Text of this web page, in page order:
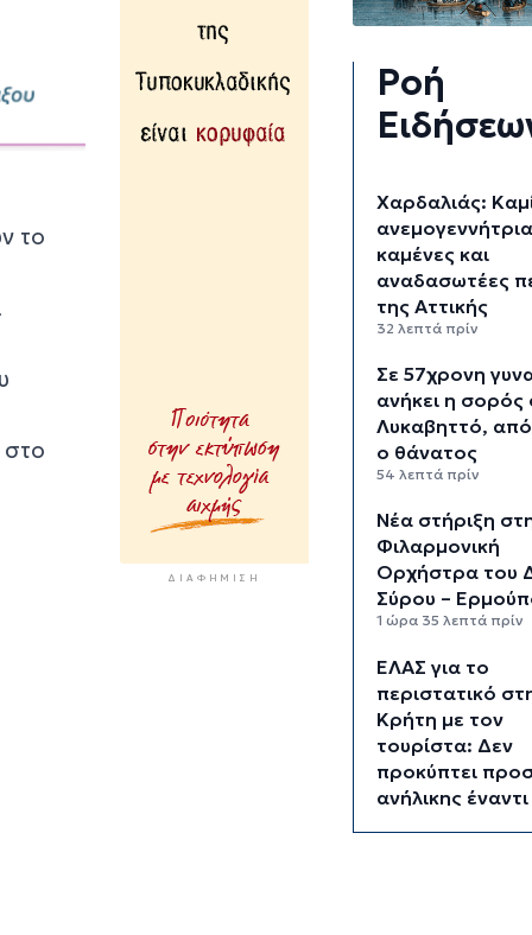
το
ΔΙΑΦΉΜΙΣΗ
Ροή
Χαρδαλιάς:
καμένες και
αναδασωτέες
της Αττικής
32 λεπτά πρίν
Σε 57χρονη
ανήκει η σορός
Λυκαβηττό,
ο θάνατος
54 λεπτά πρίν
Νέα στήριξη
Φιλαρμονική
Ορχήστρα του
Σύρου –
1 ώρα 35 λεπτά πρίν
ΕΛΑΣ για το
περιστατικό
Κρήτη με τον
τουρίστα: Δεν
προκύπτει
ανήλικης έναντι